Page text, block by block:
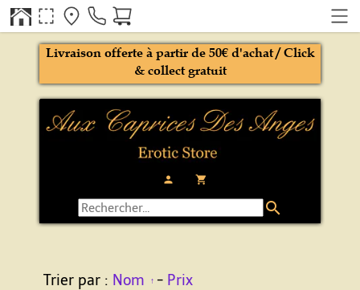
person local_grocery_store
Livraison offerte à partir de 50€ d'achat / Click
& collect gratuit
search
Trier par : Nom - Prix